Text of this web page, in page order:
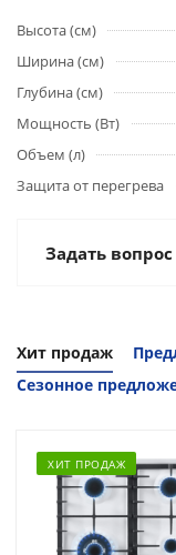
Высота (см)
Ширина (см)
Глубина (см)
Мощность (Вт)
Объем (л)
Защита от перегрева
Задать вопрос
Хит продаж
Сезонное
ХИТ ПРОДАЖ